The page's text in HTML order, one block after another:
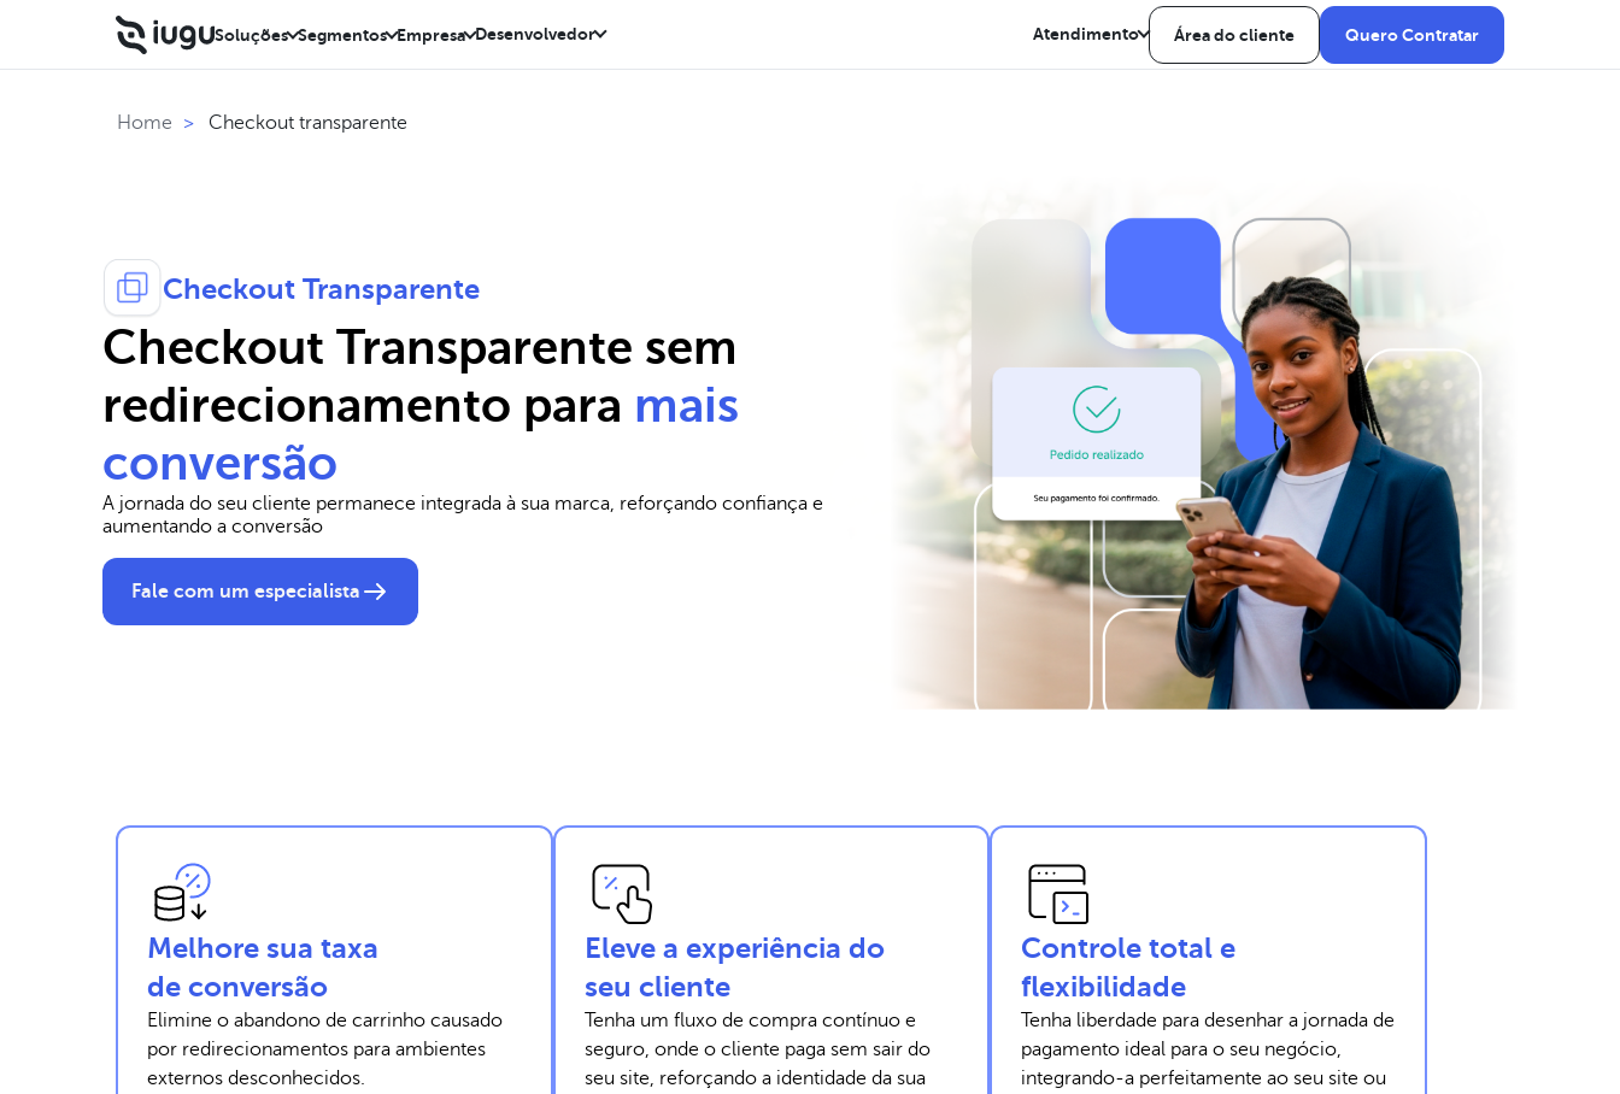
Soluções Segmentos Empresa Desenvolvedor Atendimento Área do cliente Quero Contratar
Home > Checkout transparente
Checkout Transparente
Checkout Transparente sem
redirecionamento para mais
conversão
A jornada do seu cliente permanece integrada à sua marca, reforçando confiança e
aumentando a conversão
Fale com um especialista
Melhore sua taxa
de conversão
Elimine o abandono de carrinho causado
por redirecionamentos para ambientes
externos desconhecidos.
Eleve a experiência do
seu cliente
Tenha um fluxo de compra contínuo e
seguro, onde o cliente paga sem sair do
seu site, reforçando a identidade da sua
Controle total e
flexibilidade
Tenha liberdade para desenhar a jornada de
pagamento ideal para o seu negócio,
integrando-a perfeitamente ao seu site ou